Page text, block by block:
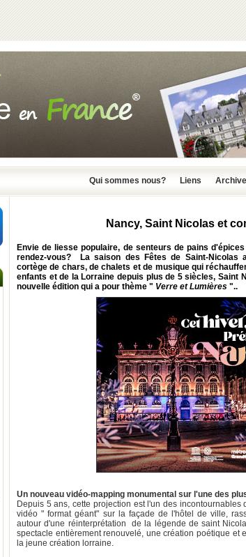
Qui sommes nous? Liens
Nancy, Saint Nicolas et
Envie de liesse populaire, de senteurs de pains
rendez-vous? La saison des Fêtes de Saint-Nicolas
cortège de chars, de chalets et de musique qui
enfants et de la Lorraine depuis plus de 5 siècles, Saint
nouvelle édition qui a pour thème " Verre et Lumières "..
Un nouveau vidéo-mapping monumental sur l'une des
Depuis 5 ans, cette projection est l'un des incontournables
vidéo " format géant" sur la façade de l'hôtel de ville,
autour d'une réinterprétation de la légende de saint
spectacle entièrement renouvelé, une création poétique et
la jeune création lorraine.